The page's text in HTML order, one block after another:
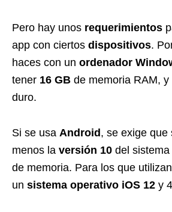
Pero hay unos requerimientos
app con ciertos dispositivos.
haces con un ordenador
tener 16 GB de memoria RAM, y
duro.
Si se usa Android , se exige que
menos la versión 10 del
de memoria. Para los que utilizan
un sistema operativo iOS 12 y